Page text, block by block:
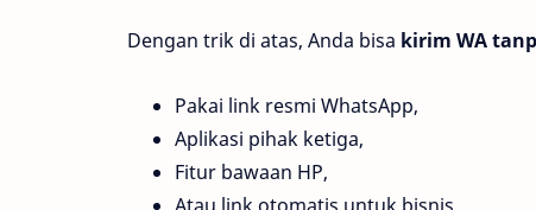
Dengan trik di atas, Anda bisa kirim WA
Pakai link resmi WhatsApp,
Aplikasi pihak ketiga,
Fitur bawaan HP,